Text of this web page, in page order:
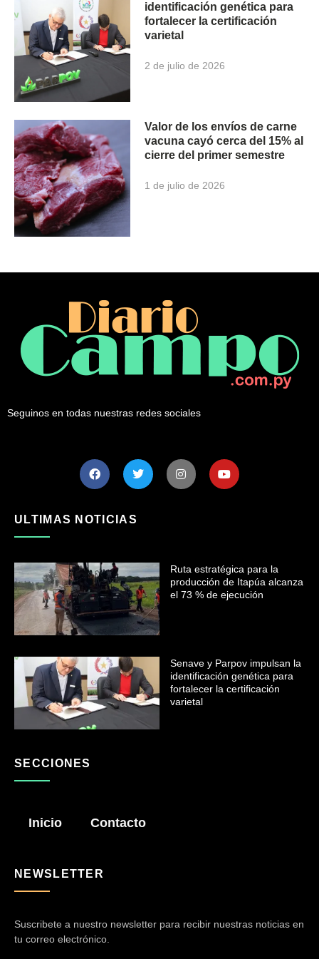
identificación genética para
fortalecer la certificación
varietal
2 de julio de 2026
Valor de los envíos de carne
vacuna cayó cerca del 15% al
cierre del primer semestre
1 de julio de 2026
Seguinos en todas nuestras redes sociales
ULTIMAS NOTICIAS
Ruta estratégica para la
producción de Itapúa alcanza
el 73 % de ejecución
Senave y Parpov impulsan la
identificación genética para
fortalecer la certificación
varietal
SECCIONES
Inicio Contacto
NEWSLETTER
Suscribete a nuestro newsletter para recibir nuestras noticias en
tu correo electrónico.